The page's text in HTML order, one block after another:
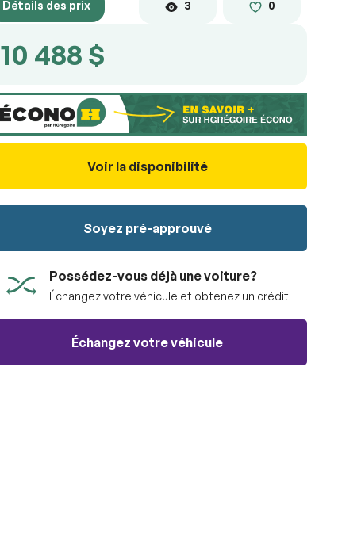
Détails des prix 0
3
10 488 $
Voir la disponibilité
Soyez pré-approuvé
Possédez-vous déjà une voiture?
Échangez votre véhicule et obtenez un crédit
Échangez votre véhicule